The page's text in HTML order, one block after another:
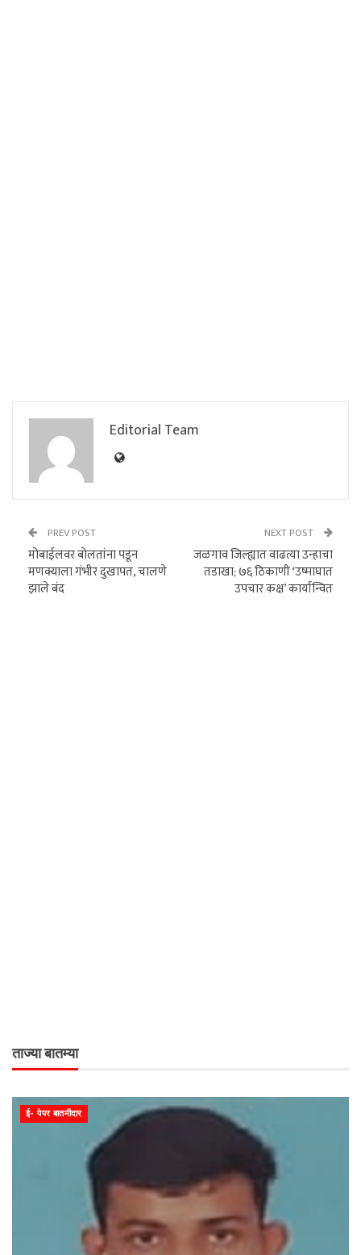
Editorial Team
PREV POST
मोबाईलवर बोलतांना पडून
मणक्याला गंभीर दुखापत, चालणे
झाले बंद
NEXT POST
जळगाव जिल्ह्यात वाढत्या उन्हाचा
तडाखा; ७६ ठिकाणी ‘उष्माघात
उपचार कक्ष’ कार्यान्वित
ताज्या बातम्या
ई- पेपर बातमीदार